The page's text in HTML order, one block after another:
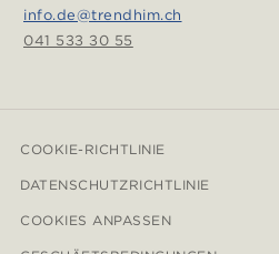
info.de@trendhim.ch
041 533 30 55
COOKIE-RICHTLINIE
DATENSCHUTZRICHTLINIE
COOKIES ANPASSEN